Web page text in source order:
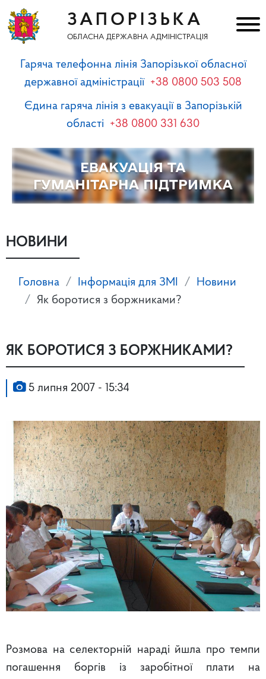
ЗАПОРІЗЬКА
ОБЛАСНА ДЕРЖАВНА АДМІНІСТРАЦІЯ
Гаряча телефонна лінія Запорізької обласної
державної адміністрації +38 0800 503 508
Єдина гаряча лінія з евакуації в Запорізькій
області +38 0800 331 630
НОВИНИ
Головна Інформація для ЗМІ
Новини
Як боротися з боржниками?
ЯК БОРОТИСЯ З БОРЖНИКАМИ?
5 липня 2007 - 15:34
Розмова на селекторній нараді йшла про темпи
погашення боргів із заробітної плати на